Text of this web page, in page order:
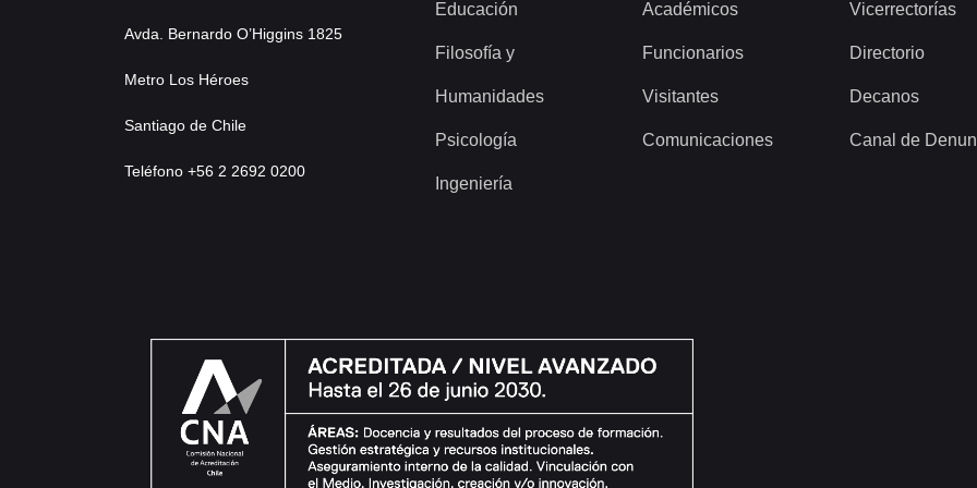
Avda. Bernardo O’Higgins 1825
Metro Los Héroes
Santiago de Chile
Teléfono +56 2 2692 0200
Educación
Filosofía y
Humanidades
Psicología
Ingeniería
Académicos
Funcionarios
Visitantes
Comunicaciones
Vicerrectorías
Directorio
Decanos
Canal de